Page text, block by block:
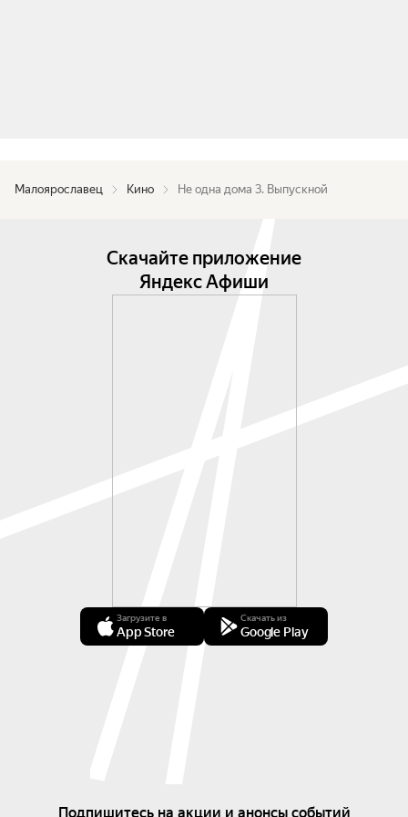
Малоярославец Кино Не одна дома 3. Выпускной
Скачайте приложение
Яндекс Афиши
Загрузите в
App Store
Скачать из
Google Play
Подпишитесь на акции и анонсы событий